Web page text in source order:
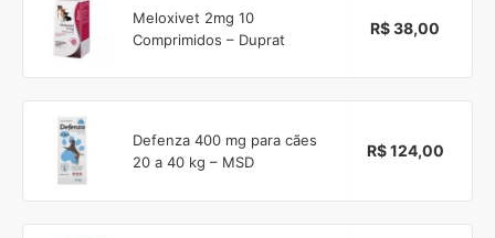
Meloxivet 2mg 10
Comprimidos – Duprat
R$ 38,00
Defenza 400 mg para cães
20 a 40 kg – MSD
R$ 124,00